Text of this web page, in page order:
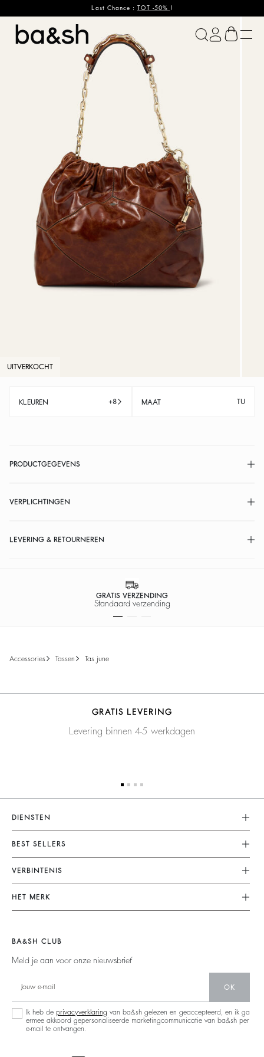
Last Chance : TOT -50% !
ba&sh
UITVERKOCHT
KLEUREN +8 MAAT TU
PRODUCTGEGEVENS
VERPLICHTINGEN
LEVERING & RETOURNEREN
GRATIS VERZENDING
Standaard verzending
accessories tassen tas june
GRATIS LEVERING
Levering binnen 4-5 werkdagen
DIENSTEN
Klantenservice
FAQ
Terugzenden En Terugbetaling
Algemene Voorwaarden
Juridische Kennisgeving
BEST SELLERS
Dresses
Jumpsuits
Tops & Shirts
Jumpers & Cardigans
Backless
VERBINTENIS
Onze Engagementen
Duurzame Collectie
People
Partners
Circulariteit
Operaties
HET MERK
Barbara & Sharon
Nieuwe Collectie
BA&SH CLUB
Meld je aan voor onze nieuwsbrief
OK
Ik heb de privacyverklaring van ba&sh gelezen en geaccepteerd, en ik ga
ermee akkoord gepersonaliseerde marketingcommunicatie van ba&sh per
e-mail te ontvangen.